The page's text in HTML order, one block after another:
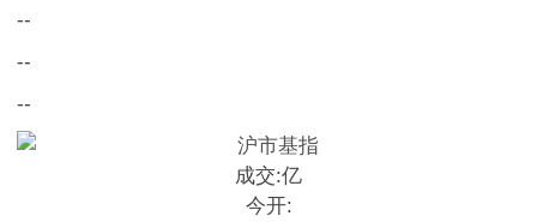
--
--
--
成交:亿
今开: